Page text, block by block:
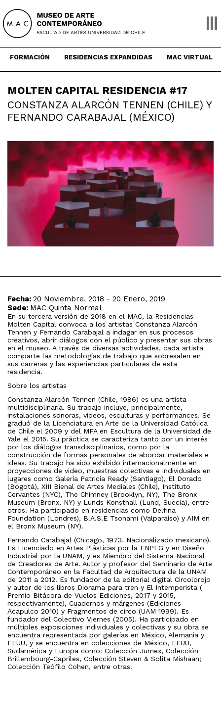
content
FORMACIÓN RESIDENCIAS EXPANDIDAS MAC VIRTUAL
MOLTEN CAPITAL RESIDENCIA #17
CONSTANZA ALARCÓN TENNEN (CHILE) Y
FERNANDO CARABAJAL (MÉXICO)
Fecha: 20 Noviembre, 2018 - 20 Enero, 2019
Sede: MAC Quinta Normal
En su tercera versión de 2018 en el MAC, la Residencias
Molten Capital convoca a los artistas Constanza Alarcón
Tennen y Fernando Carabajal a indagar en sus procesos
creativos, abrir diálogos con el público y presentar sus obras
en el museo. A través de diversas actividades, cada artista
comparte las metodologías de trabajo que sobresalen en
sus carreras y las experiencias particulares de esta
residencia.
Sobre los artistas
Constanza Alarcón Tennen (Chile, 1986) es una artista
multidisciplinaria. Su trabajo incluye, principalmente,
instalaciones sonoras, videos, esculturas y performances. Se
graduó de la Licenciatura en Arte de la Universidad Católica
de Chile el 2009 y del MFA en Escultura de la Universidad de
Yale el 2015. Su práctica se caracteriza tanto por un interés
por los diálogos transdisciplinarios, como por la
construcción de formas personales de abordar materiales e
ideas. Su trabajo ha sido exhibido internacionalmente en
proyecciones de video, muestras colectivas e individuales en
lugares como Galería Patricia Ready (Santiago), El Dorado
(Bogotá), XIII Bienal de Artes Mediales (Chile), Instituto
Cervantes (NYC), The Chimney (Brooklyn, NY), The Bronx
Museum (Bronx, NY) y Lunds Konsthall (Lund, Suecia), entre
otros. Ha participado en residencias como Delfina
Foundation (Londres), B.A.S.E Tsonami (Valparaíso) y AIM en
el Bronx Museum (NY).
Fernando Carabajal (Chicago, 1973. Nacionalizado mexicano).
Es Licenciado en Artes Plásticas por la ENPEG y en Diseño
Industrial por la UNAM, y es Miembro del Sistema Nacional
de Creadores de Arte. Autor y profesor del Seminario de Arte
Contemporáneo en la Facultad de Arquitectura de la UNAM
de 2011 a 2012. Es fundador de la editorial digital Circolorojo
y autor de los libros Diorama para tren y El Intemperista (
Premio Bitácora de Vuelos Ediciones, 2017 y 2015,
respectivamente), Cuadernos y márgenes (Ediciones
Acapulco 2010) y Fragmentos de circo (UAM 1999). Es
fundador del Colectivo Viernes (2005). Ha participado en
múltiples exposiciones individuales y colectivas y su obra se
encuentra representada por galerías en México, Alemania y
EEUU, y se encuentra en colecciones de México, EEUU,
Sudamérica y Europa como: Colección Jumex, Colección
Brillembourg-Capriles, Colección Steven & Solita Mishaan;
Colección Teófilo Cohen, entre otras.